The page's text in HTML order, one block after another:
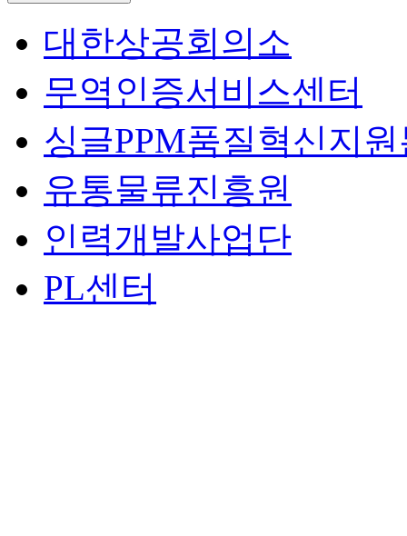
대한상공회의소
무역인증서비스센터
싱글PPM품질혁신지
유통물류진흥원
인력개발사업단
PL센터